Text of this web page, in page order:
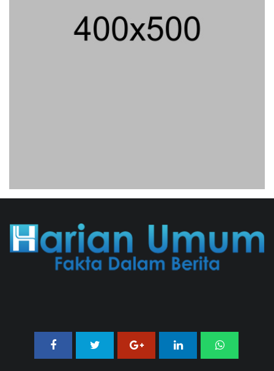
03/08/2026 18:31 WIB || PENDIDIKAN
Geger! Nama Prabowo Diduga Dicatut
Kereta Cepat Jakarta-Bandung